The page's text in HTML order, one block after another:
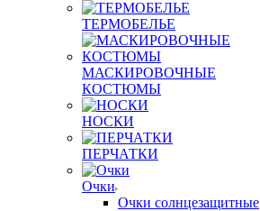
ТЕРМОБЕЛЬЕ
МАСКИРОВОЧНЫЕ
КОСТЮМЫ
НОСКИ
ПЕРЧАТКИ
Очки
Очки солнцезащитные